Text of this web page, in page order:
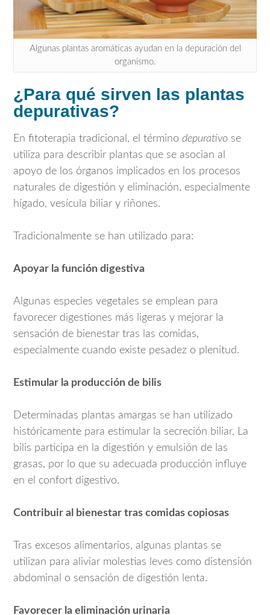
Algunas plantas aromáticas ayudan en la depuración del
organismo.
¿Para qué sirven las plantas
depurativas?
En fitoterapia tradicional, el término depurativo se
utiliza para describir plantas que se asocian al
apoyo de los órganos implicados en los procesos
naturales de digestión y eliminación, especialmente
hígado, vesícula biliar y riñones.
Tradicionalmente se han utilizado para:
Apoyar la función digestiva
Algunas especies vegetales se emplean para
favorecer digestiones más ligeras y mejorar la
sensación de bienestar tras las comidas,
especialmente cuando existe pesadez o plenitud.
Estimular la producción de bilis
Determinadas plantas amargas se han utilizado
históricamente para estimular la secreción biliar. La
bilis participa en la digestión y emulsión de las
grasas, por lo que su adecuada producción influye
en el confort digestivo.
Contribuir al bienestar tras comidas copiosas
Tras excesos alimentarios, algunas plantas se
utilizan para aliviar molestias leves como distensión
abdominal o sensación de digestión lenta.
Favorecer la eliminación urinaria